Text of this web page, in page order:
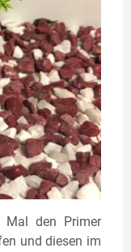
den Primer
und diesen im